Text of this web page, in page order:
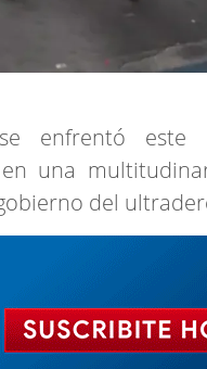
enfrentó este
una
del